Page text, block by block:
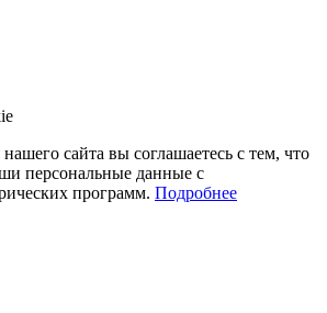
сайта вы соглашаетесь с тем, что
персональные данные с
программ. Подробнее